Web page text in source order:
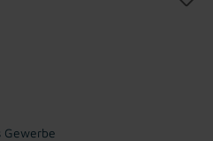
Gewerbe